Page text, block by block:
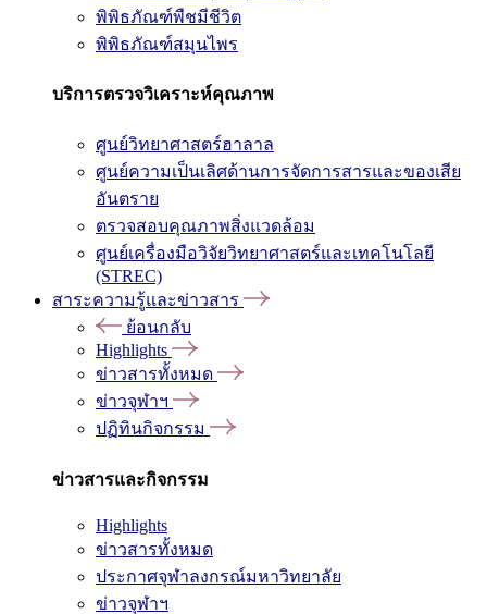
พิพิธภัณฑ์พืชมีชีวิต
พิพิธภัณฑ์สมุนไพร
บริการตรวจวิเคราะห์คุณภาพ
ศูนย์วิทยาศาสตร์ฮาลาล
ศูนย์ความเป็นเลิศด้านการจัดการสารและของเสีย
อันตราย
ตรวจสอบคุณภาพสิ่งแวดล้อม
ศูนย์เครื่องมือวิจัยวิทยาศาสตร์และเทคโนโลยี
(STREC)
สาระความรู้และข่าวสาร
ย้อนกลับ
Highlights
ข่าวสารทั้งหมด
ข่าวจุฬาฯ
ปฏิทินกิจกรรม
ข่าวสารและกิจกรรม
Highlights
ข่าวสารทั้งหมด
ประกาศจุฬาลงกรณ์มหาวิทยาลัย
ข่าวจุฬาฯ